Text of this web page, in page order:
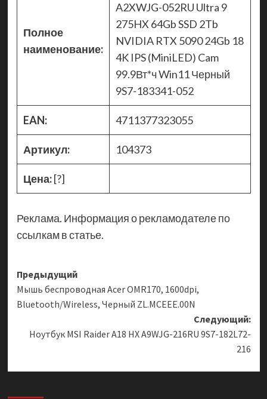
Полное
наименование:
A2XWJG-052RU Ultra 9
275HX 64Gb SSD 2Tb
NVIDIA RTX 5090 24Gb 18
4K IPS (MiniLED) Cam
99.9Вт*ч Win11 Черный
9S7-183341-052
EAN: 4711377323055
Артикул: 104373
Цена:[?]
Реклама. Информация о рекламодателе по
ссылкам в статье.
Навигация
записи
Предыдущий
Мышь беспроводная Acer OMR170, 1600dpi,
Bluetooth/Wireless, Черный ZL.MCEEE.00N
Следующий:
Ноутбук MSI Raider A18 HX A9WJG-216RU 9S7-182L72-
216